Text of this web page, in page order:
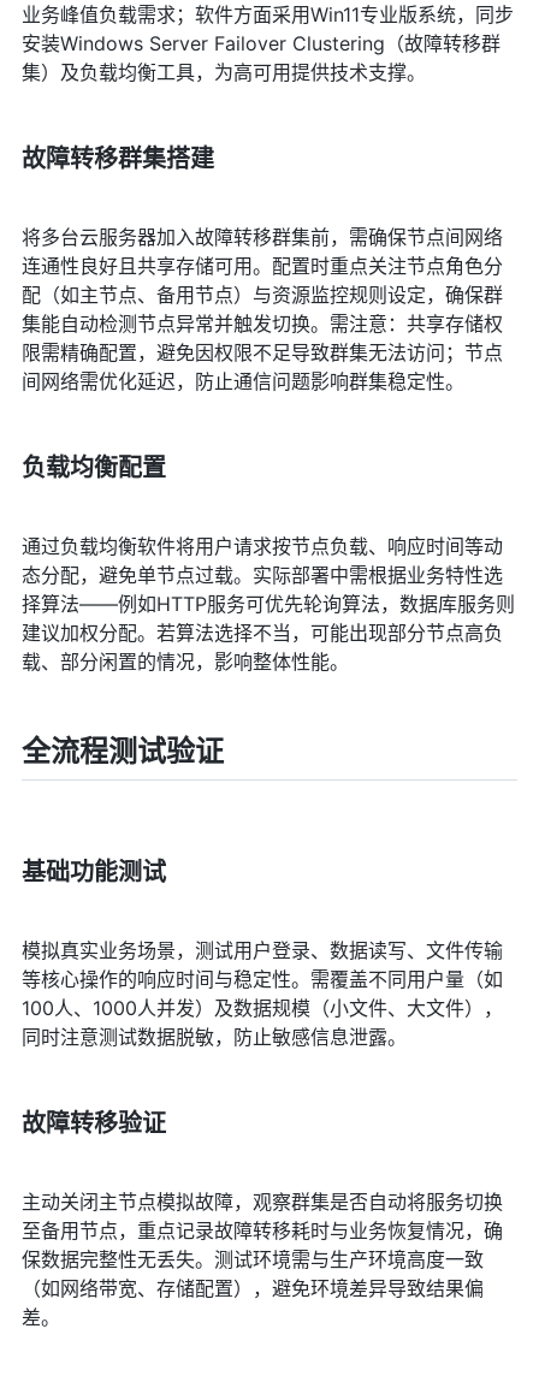
业务峰值负载需求；软件方面采用Win11专业版系统，同步
安装Windows Server Failover Clustering（故障转移群
集）及负载均衡工具，为高可用提供技术支撑。
故障转移群集搭建
将多台云服务器加入故障转移群集前，需确保节点间网络
连通性良好且共享存储可用。配置时重点关注节点角色分
配（如主节点、备用节点）与资源监控规则设定，确保群
集能自动检测节点异常并触发切换。需注意：共享存储权
限需精确配置，避免因权限不足导致群集无法访问；节点
间网络需优化延迟，防止通信问题影响群集稳定性。
负载均衡配置
通过负载均衡软件将用户请求按节点负载、响应时间等动
态分配，避免单节点过载。实际部署中需根据业务特性选
择算法——例如HTTP服务可优先轮询算法，数据库服务则
建议加权分配。若算法选择不当，可能出现部分节点高负
载、部分闲置的情况，影响整体性能。
全流程测试验证
基础功能测试
模拟真实业务场景，测试用户登录、数据读写、文件传输
等核心操作的响应时间与稳定性。需覆盖不同用户量（如
100人、1000人并发）及数据规模（小文件、大文件），
同时注意测试数据脱敏，防止敏感信息泄露。
故障转移验证
主动关闭主节点模拟故障，观察群集是否自动将服务切换
至备用节点，重点记录故障转移耗时与业务恢复情况，确
保数据完整性无丢失。测试环境需与生产环境高度一致
（如网络带宽、存储配置），避免环境差异导致结果偏
差。